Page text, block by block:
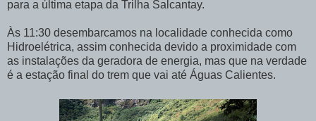
para a última etapa da Trilha Salcantay.
Às 11:30 desembarcamos na localidade conhecida como
Hidroelétrica, assim conhecida devido a proximidade com
as instalações da geradora de energia, mas que na verdade
é a estação final do trem que vai até Águas Calientes.